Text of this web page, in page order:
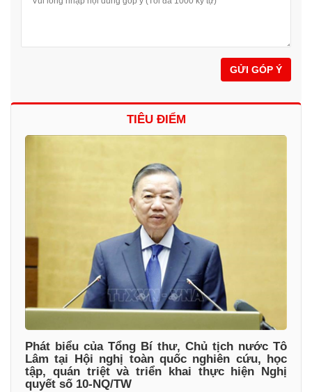
GỬI GÓP Ý
TIÊU ĐIỂM
Phát biểu của Tổng Bí thư, Chủ tịch nước Tô
Lâm tại Hội nghị toàn quốc nghiên cứu, học
tập, quán triệt và triển khai thực hiện Nghị
quyết số 10-NQ/TW